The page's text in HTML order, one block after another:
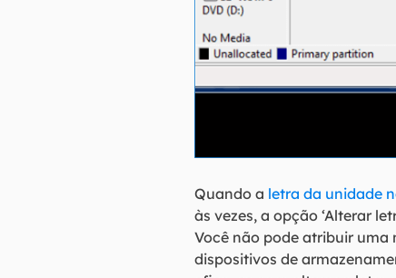
Quando a letra da unidade
às vezes, a opção ‘Alterar
Você não pode atribuir uma
dispositivos de